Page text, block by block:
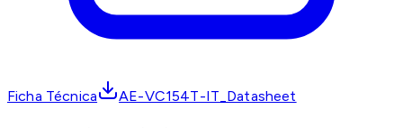
Ficha Técnica AE-VC154T-IT_Datasheet